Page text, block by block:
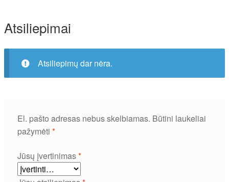
Atsiliepimai
Atsiliepimų dar nėra.
El. pašto adresas nebus skelbiamas. Būtini laukeliai
pažymėti *
Jūsų įvertinimas*